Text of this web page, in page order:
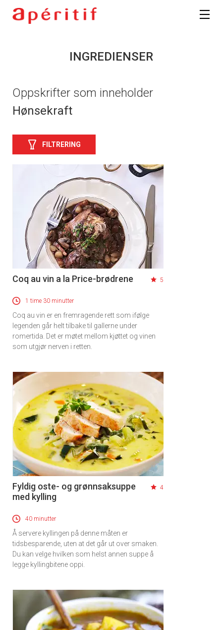
INGREDIENSER
Oppskrifter som inneholder
Hønsekraft
FILTRERING
Coq au vin a la Price-brødrene 5
1 time 30 minutter
Coq au vin er en fremragende rett som ifølge
legenden går helt tilbake til gallerne under
romertida. Det er møtet mellom kjøttet og vinen
som utgjør nerven i retten.
Fyldig oste- og grønnsaksuppe
med kylling
4
40 minutter
Å servere kyllingen på denne måten er
tidsbesparende, uten at det går ut over smaken.
Du kan velge hvilken som helst annen suppe å
legge kyllingbitene oppi.